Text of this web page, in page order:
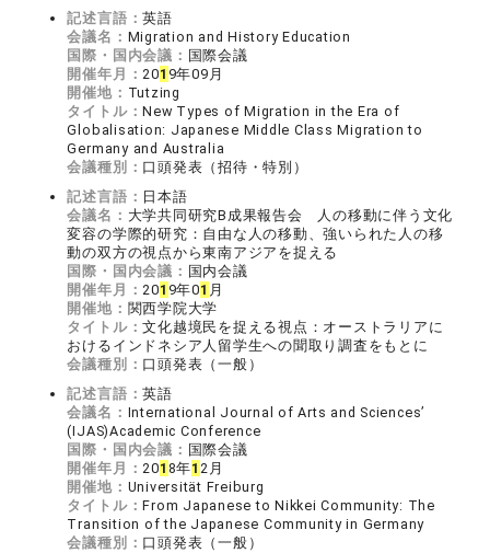
記述言語：英語
会議名： Migration and History Education
国際・国内会議： 国際会議
開催年月：201 9年09月
開催地： Tutzing
タイトル：New Types of Migration in the Era of
Globalisation: Japanese Middle Class Migration to
Germany and Australia
会議種別： 口頭発表（招待・特別）
記述言語： 日本語
会議名： 大学共同研究B成果報告会 人の移動に伴う文化
変容の学際的研究：自由な人の移動、強いられた人の移
動の双方の視点から東南アジアを捉える
国際・国内会議： 国内会議
開催年月：201 9年01 月
開催地： 関西学院大学
タイトル：文化越境民を捉える視点：オーストラリアに
おけるインドネシア人留学生への聞取り調査をもとに
会議種別： 口頭発表（一般）
記述言語：英語
会議名： International Journal of Arts and Sciences’
(IJAS)Academic Conference
国際・国内会議： 国際会議
開催年月：201 8年1 2月
開催地： Universität Freiburg
タイトル：From Japanese to Nikkei Community: The
Transition of the Japanese Community in Germany
会議種別： 口頭発表（一般）